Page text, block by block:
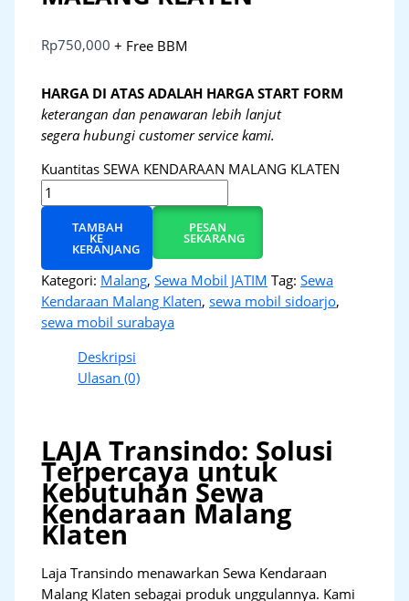
Rp750,000 + Free BBM
HARGA DI ATAS ADALAH HARGA START FORM
keterangan dan penawaran lebih lanjut
segera hubungi customer service kami.
Kuantitas SEWA KENDARAAN MALANG KLATEN
TAMBAH
KE
KERANJANG
PESAN
SEKARANG
Kategori: Malang,Sewa Mobil JATIM Tag:Sewa
Kendaraan Malang Klaten,sewa mobil sidoarjo,
sewa mobil surabaya
Deskripsi
Ulasan (0)
LAJA Transindo: Solusi
Terpercaya untuk
Kebutuhan Sewa
Kendaraan Malang
Klaten
Laja Transindo menawarkan Sewa Kendaraan
Malang Klaten sebagai produk unggulannya. Kami